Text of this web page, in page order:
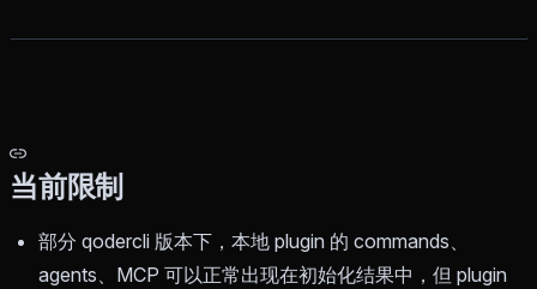
当前限制
部分 qodercli 版本下，本地 plugin 的 commands、
agents、MCP 可以正常出现在初始化结果中，但 plugin